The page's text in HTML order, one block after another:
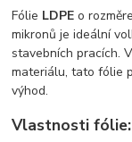
Fólie LDPE o
mikronů je ideální
stavebních pracích.
materiálu, tato fólie
výhod.
Vlastnosti fólie: